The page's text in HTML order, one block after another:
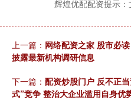
辉煌优配配资提示：
上一篇： 网络配资之家 股市必
披露最新机构调研信息
下一篇： 配资炒股门户 反不正
式”竞争 整治大企业滥用自身优